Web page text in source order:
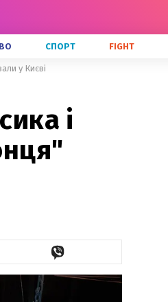
СПОРТ FIGHT
у Києві
і